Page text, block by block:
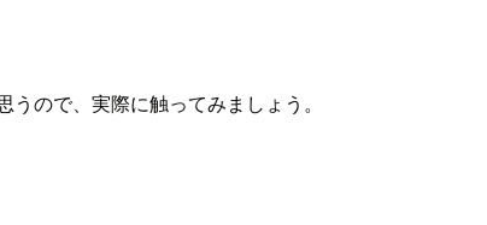
ので、実際に触ってみましょう。